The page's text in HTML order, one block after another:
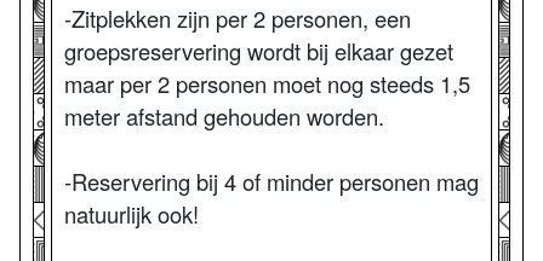
-Zitplekken zijn per 2 personen, een
groepsreservering wordt bij elkaar gezet
maar per 2 personen moet nog steeds 1,5
meter afstand gehouden worden.
-Reservering bij 4 of minder personen mag
natuurlijk ook!